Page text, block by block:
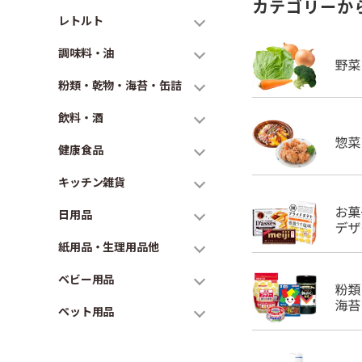
レトルト
調味料・油
粉類・乾物・海苔・缶詰
飲料・酒
健康食品
キッチン雑貨
日用品
紙用品・生理用品他
ベビー用品
ペット用品
カテゴリーか